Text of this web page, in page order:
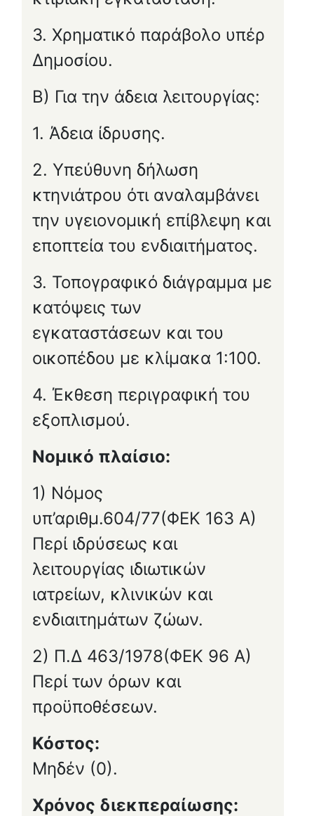
3. Χρηματικό παράβολο υπέρ
Δημοσίου.
Β) Για την άδεια λειτουργίας:
1. Άδεια ίδρυσης.
2. Υπεύθυνη δήλωση
κτηνιάτρου ότι αναλαμβάνει
την υγειονομική επίβλεψη και
εποπτεία του ενδιαιτήματος.
3. Τοπογραφικό διάγραμμα με
κατόψεις των
εγκαταστάσεων και του
οικοπέδου με κλίμακα 1:100.
4. Έκθεση περιγραφική του
εξοπλισμού.
Νομικό πλαίσιο:
1) Νόμος
υπ’αριθμ.604/77(ΦΕΚ 163 Α)
Περί ιδρύσεως και
λειτουργίας ιδιωτικών
ιατρείων, κλινικών και
ενδιαιτημάτων ζώων.
2) Π.Δ 463/1978(ΦΕΚ 96 Α)
Περί των όρων και
προϋποθέσεων.
Κόστος:
Μηδέν (0).
Χρόνος διεκπεραίωσης: